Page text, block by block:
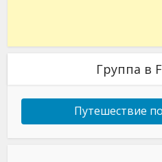
Группа в
Путешествие